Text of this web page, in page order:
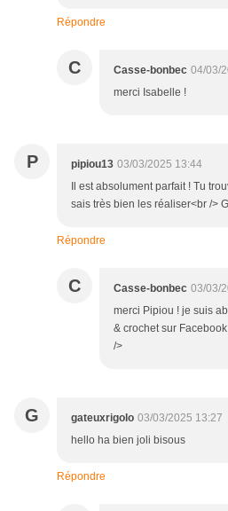
Répondre
C Casse-bonbec 04/03/
merci Isabelle !
P pipiou13 03/03/2025 13:44
Il est absolument parfait ! Tu
sais très bien les réaliser<br />
Répondre
C Casse-bonbec 03/03/
merci Pipiou ! je suis
& crochet sur
/>
G gateuxrigolo 03/03/2025 13:27
hello ha bien joli bisous
Répondre